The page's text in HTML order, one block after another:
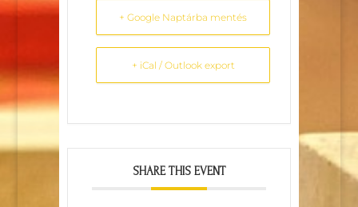
+ Google Naptárba mentés
+ iCal / Outlook export
SHARE THIS EVENT